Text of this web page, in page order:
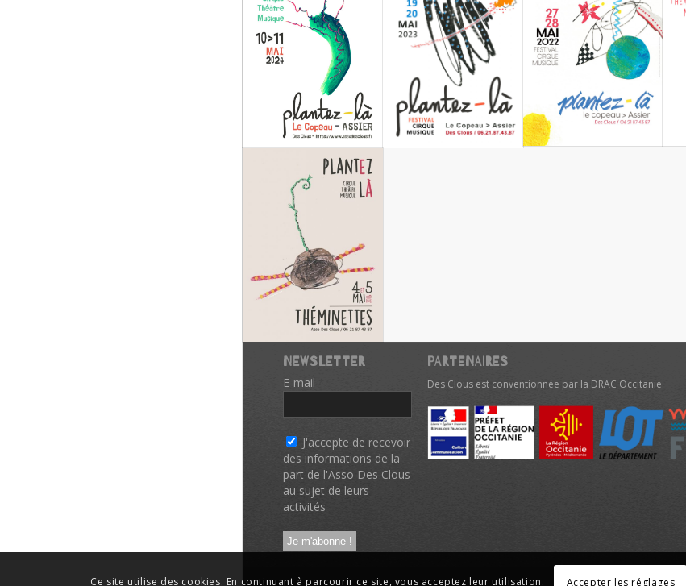
NEWSLETTER
E-mail
J'accepte de recevoir
des informations de la
part de l'Asso Des Clous
au sujet de leurs
activités
PARTENAIRES
Des Clous est conventionnée par la DRAC Occitanie
Ce site utilise des cookies. En continuant à parcourir ce site, vous acceptez leur utilisation. Accepter les réglages